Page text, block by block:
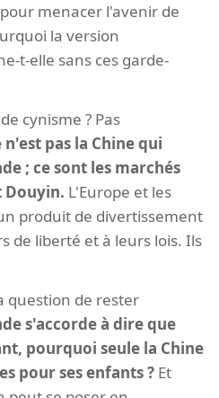
menacer l'avenir de
la version
t-elle sans ces garde-
cynisme ? Pas
n'est pas la Chine qui
; ce sont les marchés
Douyin. L'Europe et les
produit de divertissement
de liberté et à leurs lois. Ils
question de rester
s'accorde à dire que
pourquoi seule la Chine
pour ses enfants ? Et